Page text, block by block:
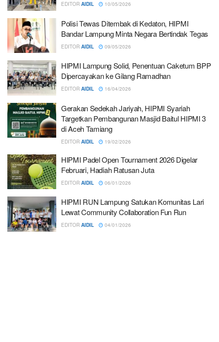
EDITOR AIDIL 10/05/2026
Polisi Tewas Ditembak di Kedaton, HIPMI
Bandar Lampung Minta Negara Bertindak Tegas
EDITOR AIDIL 09/05/2026
HIPMI Lampung Solid, Penentuan Caketum BPP
Dipercayakan ke Gilang Ramadhan
EDITOR AIDIL 16/04/2026
Gerakan Sedekah Jariyah, HIPMI Syariah
Targetkan Pembangunan Masjid Baitul HIPMI 3
di Aceh Tamiang
EDITOR AIDIL 19/02/2026
HIPMI Padel Open Tournament 2026 Digelar
Februari, Hadiah Ratusan Juta
EDITOR AIDIL 06/01/2026
HIPMI RUN Lampung Satukan Komunitas Lari
Lewat Community Collaboration Fun Run
EDITOR AIDIL 04/01/2026